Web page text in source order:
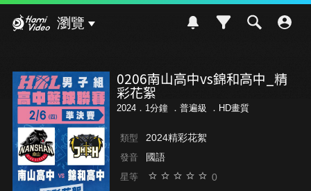
瀏覽
0206南山高中vs錦和高中_精
彩花絮
2024．1分鐘 ． 普遍級 ．HD畫質
類型 2024精彩花絮
發音 國語
星等 0